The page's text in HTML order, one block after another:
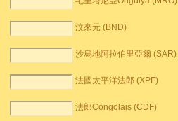
汶來元 (BND)
沙烏地阿拉伯里亞爾 (SAR)
法國太平洋法郎 (XPF)
法郎Congolais (CDF)